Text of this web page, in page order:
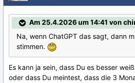
Am 25.4.2026 um 14:41 von
Na, wenn ChatGPT das sagt, dann
stimmen.
Es kann ja sein, dass Du es besser
oder dass Du meintest, dass die 3